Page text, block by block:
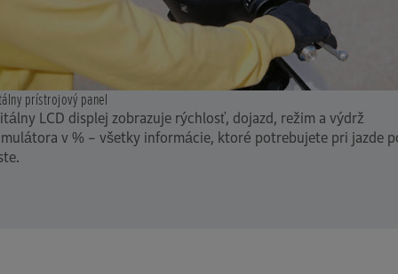
prístrojový panel
LCD displej zobrazuje rýchlosť, dojazd, režim a výdrž
v % – všetky informácie, ktoré potrebujete pri jazde